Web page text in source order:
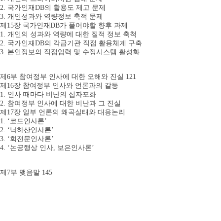
2. 국가인재DB의 활용도 제고 문제
3. 개인성과와 역량정보 축적 문제
제15장 국가인재DB가 풀어야할 향후 과제
1. 개인의 성과와 역량에 대한 질적 정보 축척
2. 국가인재DB의 각급기관 직접 활용체계 구축
3. 본인정보의 직접입력 및 수정시스템 활성화
제6부 참여정부 인사에 대한 오해와 진실 121
제16장 참여정부 인사와 언론과의 갈등
1. 인사 때마다 비난의 십자포화
2. 참여정부 인사에 대한 비난과 그 진실
제17장 일부 언론의 왜곡실태와 대응논리
1. ‘코드인사론’
2. ‘낙하산인사론’
3. ‘회전문인사론’
4. ‘논공행상 인사, 보은인사론’
제7부 맺음말 145